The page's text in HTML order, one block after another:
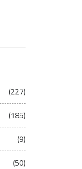
(227)
(185)
(9)
(50)